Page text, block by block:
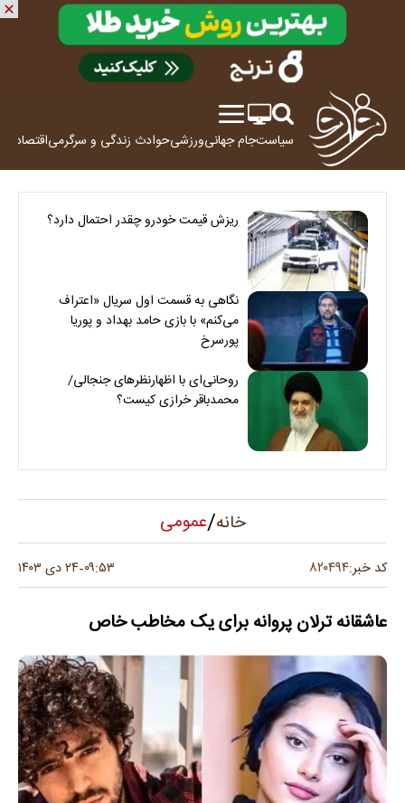
سیاستجام جهانیورزشیحوادث زندگی و سرگرمیاقتصاد
ریزش قیمت خودرو چقدر احتمال دارد؟
نگاهی به قسمت اول سریال «اعتراف
می‌کنم» با بازی حامد بهداد و پوریا
پورسرخ
روحانی‌ای با اظهارنظرهای جنجالی/
محمدباقر خرازی کیست؟
خانه/عمومی
کد خبر:۸۲۰۴۹۴ ۰۹:۵۳-۲۴ دی ۱۴۰۳
عاشقانه ترلان پروانه برای یک مخاطب خاص